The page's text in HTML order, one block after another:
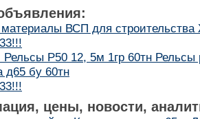
ВСП для
Р50 12, 5м 1гр 60тн Рельсы
д65 бу 60тн
цены, новости,